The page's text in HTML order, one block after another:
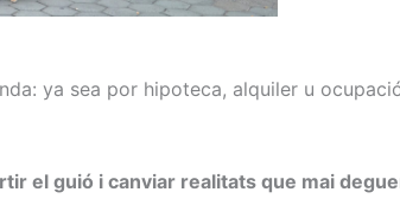
ya sea por hipoteca, alquiler u
el guió i canviar realitats que mai